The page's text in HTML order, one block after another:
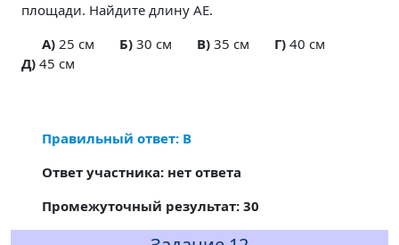
площади. Найдите длину AE.
A)25 см Б)30 см В)35 см Г)40 см
Д) 45 см
Правильный ответ: В
Ответ участника: нет ответа
Промежуточный результат: 30